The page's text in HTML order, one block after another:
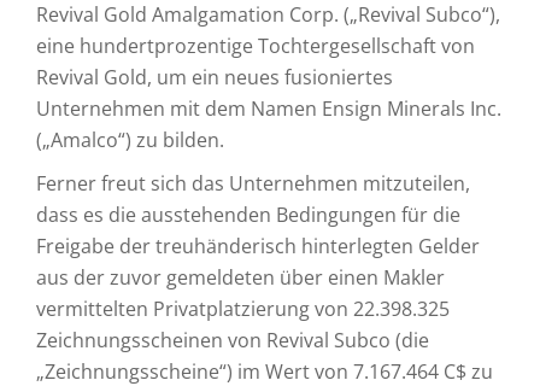
Revival Gold Amalgamation Corp. („Revival Subco“),
eine hundertprozentige Tochtergesellschaft von
Revival Gold, um ein neues fusioniertes
Unternehmen mit dem Namen Ensign Minerals Inc.
(„Amalco“) zu bilden.
Ferner freut sich das Unternehmen mitzuteilen,
dass es die ausstehenden Bedingungen für die
Freigabe der treuhänderisch hinterlegten Gelder
aus der zuvor gemeldeten über einen Makler
vermittelten Privatplatzierung von 22.398.325
Zeichnungsscheinen von Revival Subco (die
„Zeichnungsscheine“) im Wert von 7.167.464 C$ zu